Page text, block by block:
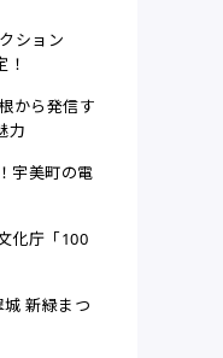
ション
！
から発信す
力
宇美町の電
化庁「100
新緑まつ